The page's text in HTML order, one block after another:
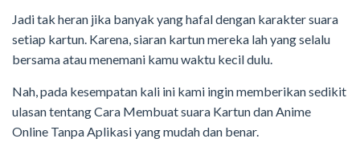
Jadi tak heran jika banyak yang hafal dengan karakter suara
setiap kartun. Karena, siaran kartun mereka lah yang selalu
bersama atau menemani kamu waktu kecil dulu.
Nah, pada kesempatan kali ini kami ingin memberikan sedikit
ulasan tentang Cara Membuat suara Kartun dan Anime
Online Tanpa Aplikasi yang mudah dan benar.